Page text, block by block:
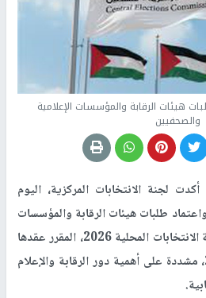
هيئات الرقابة والمؤسسات الإعلامية
والصحفيين
-أكدت لجنة الانتخابات المركزية، اليوم
طلبات هيئات الرقابة والمؤسسات
الإعلامية والصحفيين لتغطية الانتخابات المحلية 2026، المقرر عقدها
يوم السبت 25 نيسان 2026، مشددة على أهمية دور الرقابة والإعلام
.